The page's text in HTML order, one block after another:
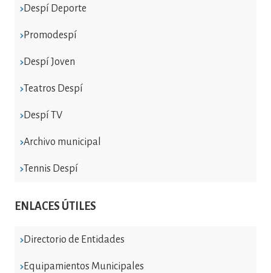
Despí Deporte
Promodespí
Despí Joven
Teatros Despí
Despí TV
Archivo municipal
Tennis Despí
ENLACES ÚTILES
Directorio de Entidades
Equipamientos Municipales